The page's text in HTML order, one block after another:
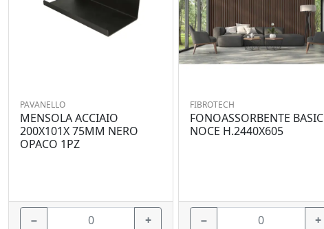
PAVANELLO
MENSOLA ACCIAIO
200X101X 75MM NERO
OPACO 1PZ
− +
FIBROTECH
FONOASSORBENTE BASIC
NOCE H.2440X605
− +